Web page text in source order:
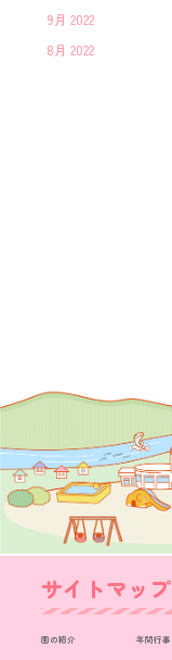
9月 2022
8月 2022
サイトマップ
園の紹介 年間行事